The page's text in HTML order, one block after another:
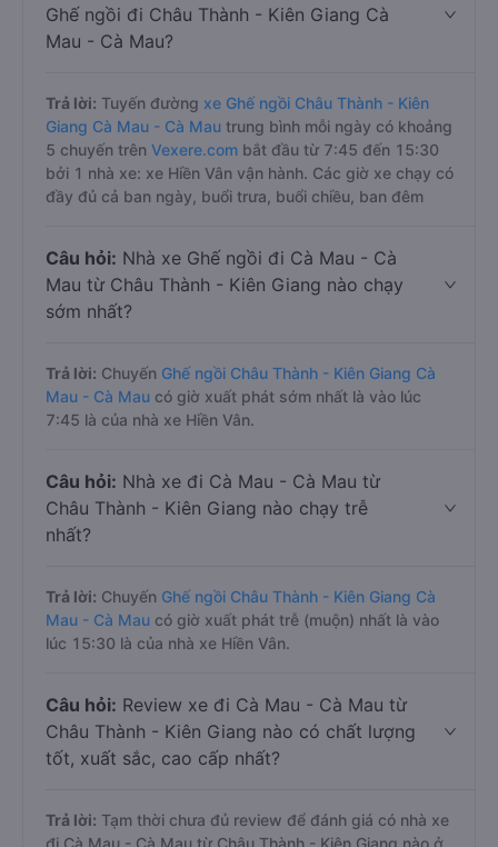
Ghế ngồi đi Châu Thành - Kiên Giang Cà
Mau - Cà Mau?
Trả lời: Tuyến đường xe Ghế ngồi Châu Thành - Kiên
Giang Cà Mau - Cà Mau trung bình mỗi ngày có khoảng
5 chuyến trên Vexere.com bắt đầu từ 7:45 đến 15:30
bởi 1 nhà xe: xe Hiền Vân vận hành. Các giờ xe chạy có
đầy đủ cả ban ngày, buổi trưa, buổi chiều, ban đêm
Câu hỏi: Nhà xe Ghế ngồi đi Cà Mau - Cà
Mau từ Châu Thành - Kiên Giang nào chạy
sớm nhất?
Trả lời: Chuyến Ghế ngồi Châu Thành - Kiên Giang Cà
Mau - Cà Mau có giờ xuất phát sớm nhất là vào lúc
7:45 là của nhà xe Hiền Vân.
Câu hỏi: Nhà xe đi Cà Mau - Cà Mau từ
Châu Thành - Kiên Giang nào chạy trễ
nhất?
Trả lời: Chuyến Ghế ngồi Châu Thành - Kiên Giang Cà
Mau - Cà Mau có giờ xuất phát trễ (muộn) nhất là vào
lúc 15:30 là của nhà xe Hiền Vân.
Câu hỏi: Review xe đi Cà Mau - Cà Mau từ
Châu Thành - Kiên Giang nào có chất lượng
tốt, xuất sắc, cao cấp nhất?
Trả lời: Tạm thời chưa đủ review để đánh giá có nhà xe
đi Cà Mau - Cà Mau từ Châu Thành - Kiên Giang nào ở